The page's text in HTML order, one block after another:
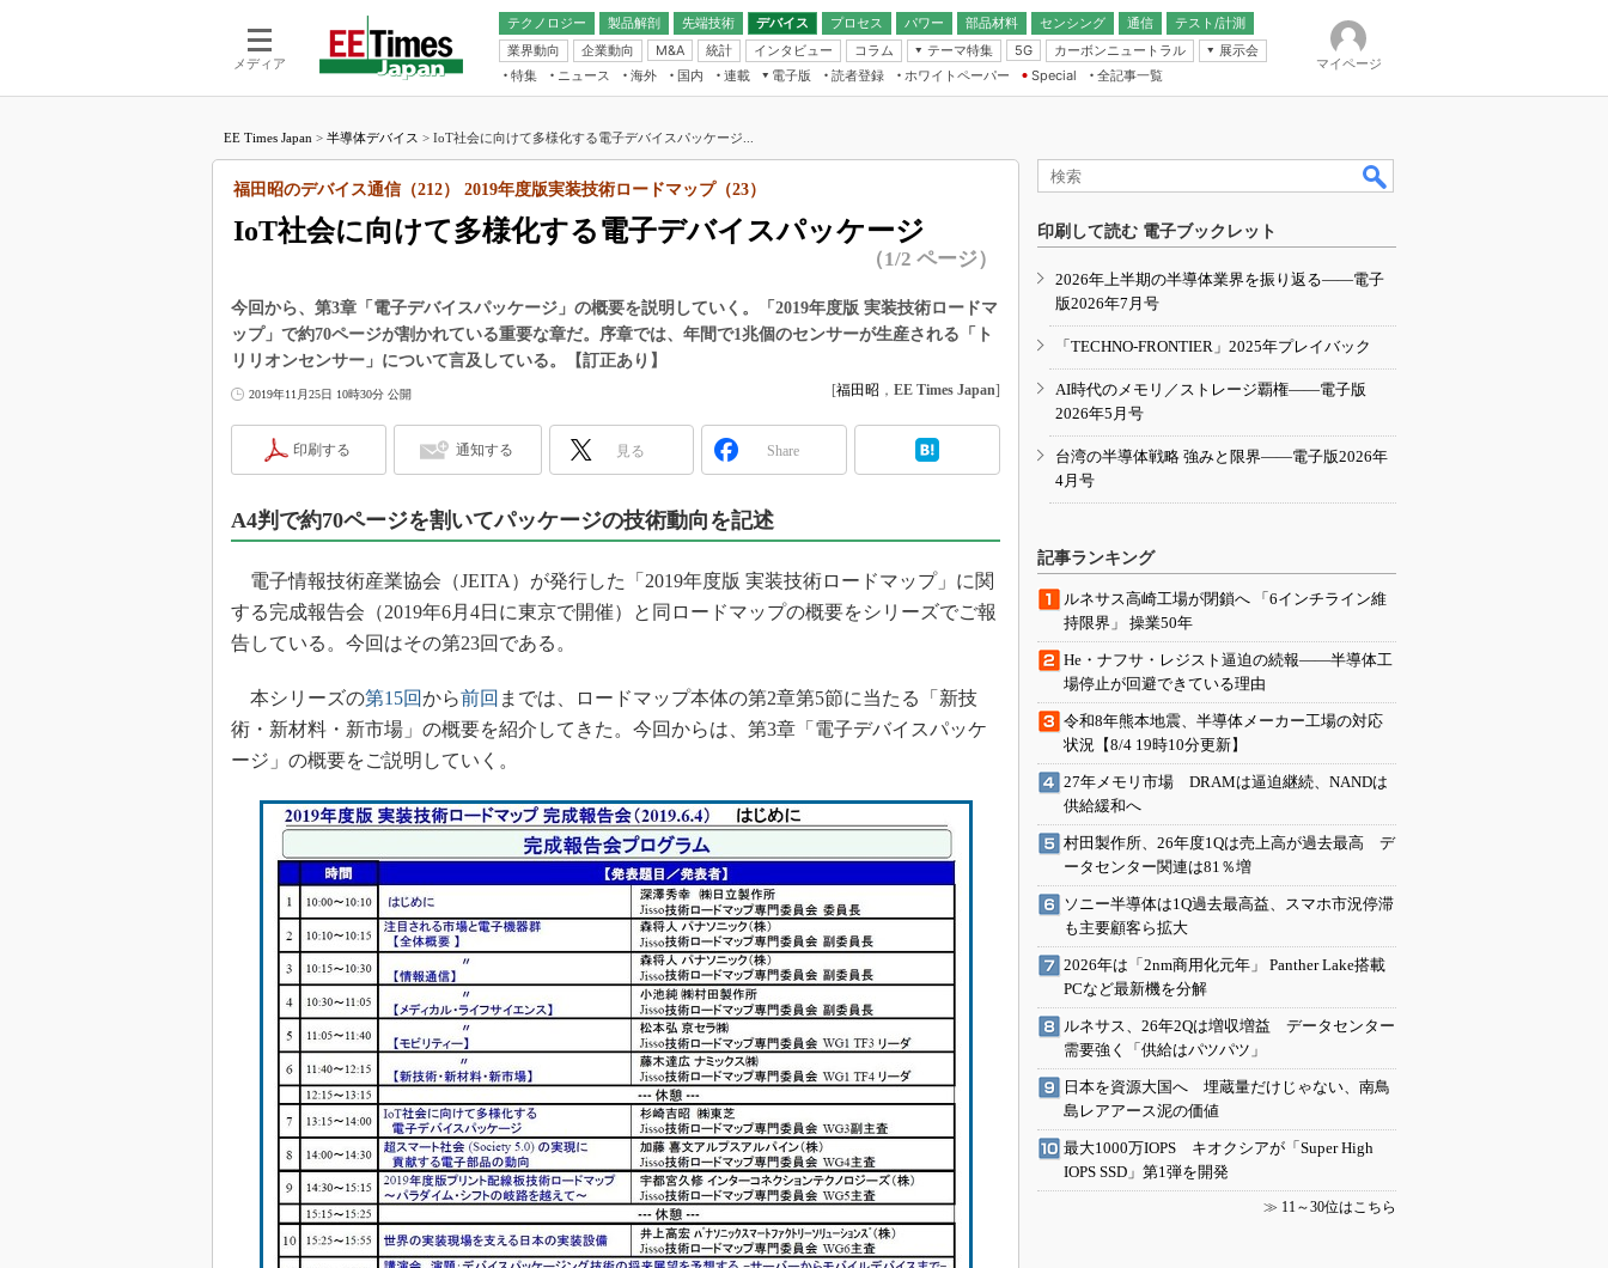
メディア
テクノロジー 製品解剖
先端技術
電池／エネルギー
デバイス
アナログ
マイコン
FPGA
プロセス パワー 部品材料 センシング
通信
無線
テスト/計測
業界動向
企業動向 M&A 統計 インタビュー コラム
テーマ特集
フィジカルAI
半導体後工程
読者調査（EE Times Research）
IoT
電源設計（EDN Japan）
5G カーボンニュートラル
展示会
IoT・エッジコンピューティング
EXPO
TECHNO-FRONTIER
人とくるま展
特集 ニュース 海外 国内
連載
福田昭のデバイス通信
湯之上隆のナノフォーカス
大山聡の業界スコープ
大原雄介のエレ・組み込みプレイバ
リタイア直前エンジニアの社会人大
学漂流記
世界を「数字」で回してみよう
この10年で起こったこと、次の10年
で起こること
製品分解で探るアジアの新トレンド
光伝送技術を知る
“異端児エンジニア”が仕掛けた社内
改革、執念の180日
イノベーションは日本を救うのか
IHSアナリスト「未来展望」
ための新行動論
電子版
電子ブックレット
読者登録 ホワイトペーパー
Special
全記事一覧
マイページ
EE Times Japan > 半導体デバイス > IoT社会に向けて多様化する電子デバイスパッケージ...
IoT社会に向けて多様化する電子デバイスパッケージ
福田昭のデバイス通信（212） 2019年度版実装技術ロードマップ（23）
（1/2 ページ）
今回から、第3章「電子デバイスパッケージ」の概要を説明していく。「2019年度版 実装技術ロードマ
ップ」で約70ページが割かれている重要な章だ。序章では、年間で1兆個のセンサーが生産される「ト
リリオンセンサー」について言及している。【訂正あり】
2019年11月25日 10時30分 公開 [福田昭 ， EE Times Japan]
印刷する 通知する 見る Share
A4判で約70ページを割いてパッケージの技術動向を記述
電子情報技術産業協会（JEITA）が発行した「2019年度版 実装技術ロードマップ」に関
する完成報告会（2019年6月4日に東京で開催）と同ロードマップの概要をシリーズでご報
告している。今回はその第23回である。
本シリーズの第15回から前回 までは、ロードマップ本体の第2章第5節に当たる「新技
術・新材料・新市場」の概要を紹介してきた。今回からは、第3章「電子デバイスパッケ
ージ」の概要をご説明していく。
印刷して読む 電子ブックレット
2026年上半期の半導体業界を振り返る――電子
版2026年7月号
「TECHNO-FRONTIER」2025年プレイバック
AI時代のメモリ／ストレージ覇権――電子版
2026年5月号
台湾の半導体戦略 強みと限界――電子版2026年
4月号
記事ランキング
ルネサス高崎工場が閉鎖へ 「6インチライン維
持限界」 操業50年
He・ナフサ・レジスト逼迫の続報――半導体工
場停止が回避できている理由
令和8年熊本地震、半導体メーカー工場の対応
状況【8/4 19時10分更新】
27年メモリ市場 DRAMは逼迫継続、NANDは
供給緩和へ
村田製作所、26年度1Qは売上高が過去最高 デ
ータセンター関連は81％増
ソニー半導体は1Q過去最高益、スマホ市況停滞
も主要顧客ら拡大
2026年は「2nm商用化元年」 Panther Lake搭載
PCなど最新機を分解
ルネサス、26年2Qは増収増益 データセンター
需要強く「供給はパツパツ」
日本を資源大国へ 埋蔵量だけじゃない、南鳥
島レアアース泥の価値
最大1000万IOPS キオクシアが「Super High
IOPS SSD」第1弾を開発
≫ 11～30位はこちら